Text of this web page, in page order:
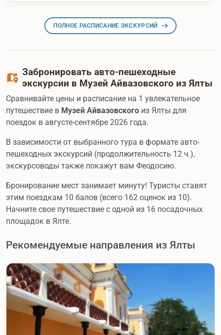
ПОЛНОЕ РАСПИСАНИЕ ЭКСКУРСИЙ
Забронировать авто-пешеходные
экскурсии в Музей Айвазовского из Ялты
Сравнивайте цены и расписание на 1 увлекательное
путешествие в Музей Айвазовского из Ялты для
поездок в августе-сентябре 2026 года.
В зависимости от выбранного тура в формате авто-
пешеходных экскурсий (продолжительность 12 ч.),
экскурсоводы также покажут вам Феодосию.
Бронирование мест занимает минуту! Туристы ставят
этим поездкам 10 балов (всего 162 оценок из 10).
Начните свое путешествие с одной из 16 посадочных
площадок в Ялте.
Рекомендуемые направления из Ялты